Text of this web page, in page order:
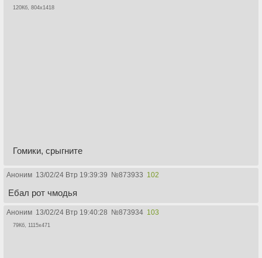
120Кб, 804x1418
Гомики, срыгните
Аноним 13/02/24 Втр 19:39:39 №873933 102
Ебал рот чмодья
Аноним 13/02/24 Втр 19:40:28 №873934 103
79Кб, 1115x471